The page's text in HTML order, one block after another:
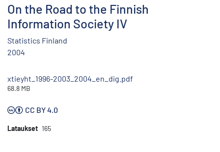
On the Road to the Finnish
Information Society IV
Statistics Finland
2004
xtieyht_1996-2003_2004_en_dig.pdf
68.8 MB
CC BY 4.0
Lataukset 165